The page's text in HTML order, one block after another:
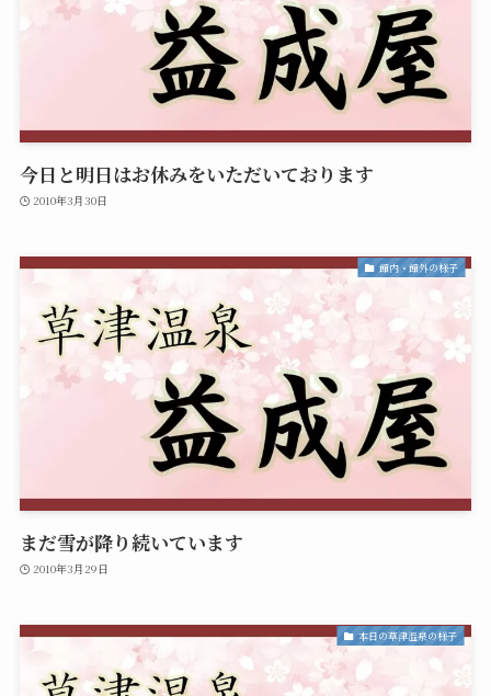
今日と明日はお休みをいただいております
2010年3月30日
館内・館外の様子
まだ雪が降り続いています
2010年3月29日
本日の草津温泉の様子